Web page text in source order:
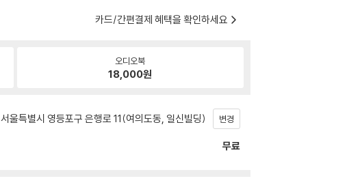
카드/간편결제 혜택을 확인하세요
오디오북
18,000원
서울특별시 영등포구 은행로 11(여의도동, 일신빌딩) 변경
무료